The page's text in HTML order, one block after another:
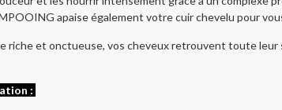
apaise également votre cuir chevelu pour
riche et onctueuse, vos cheveux retrouvent toute
: